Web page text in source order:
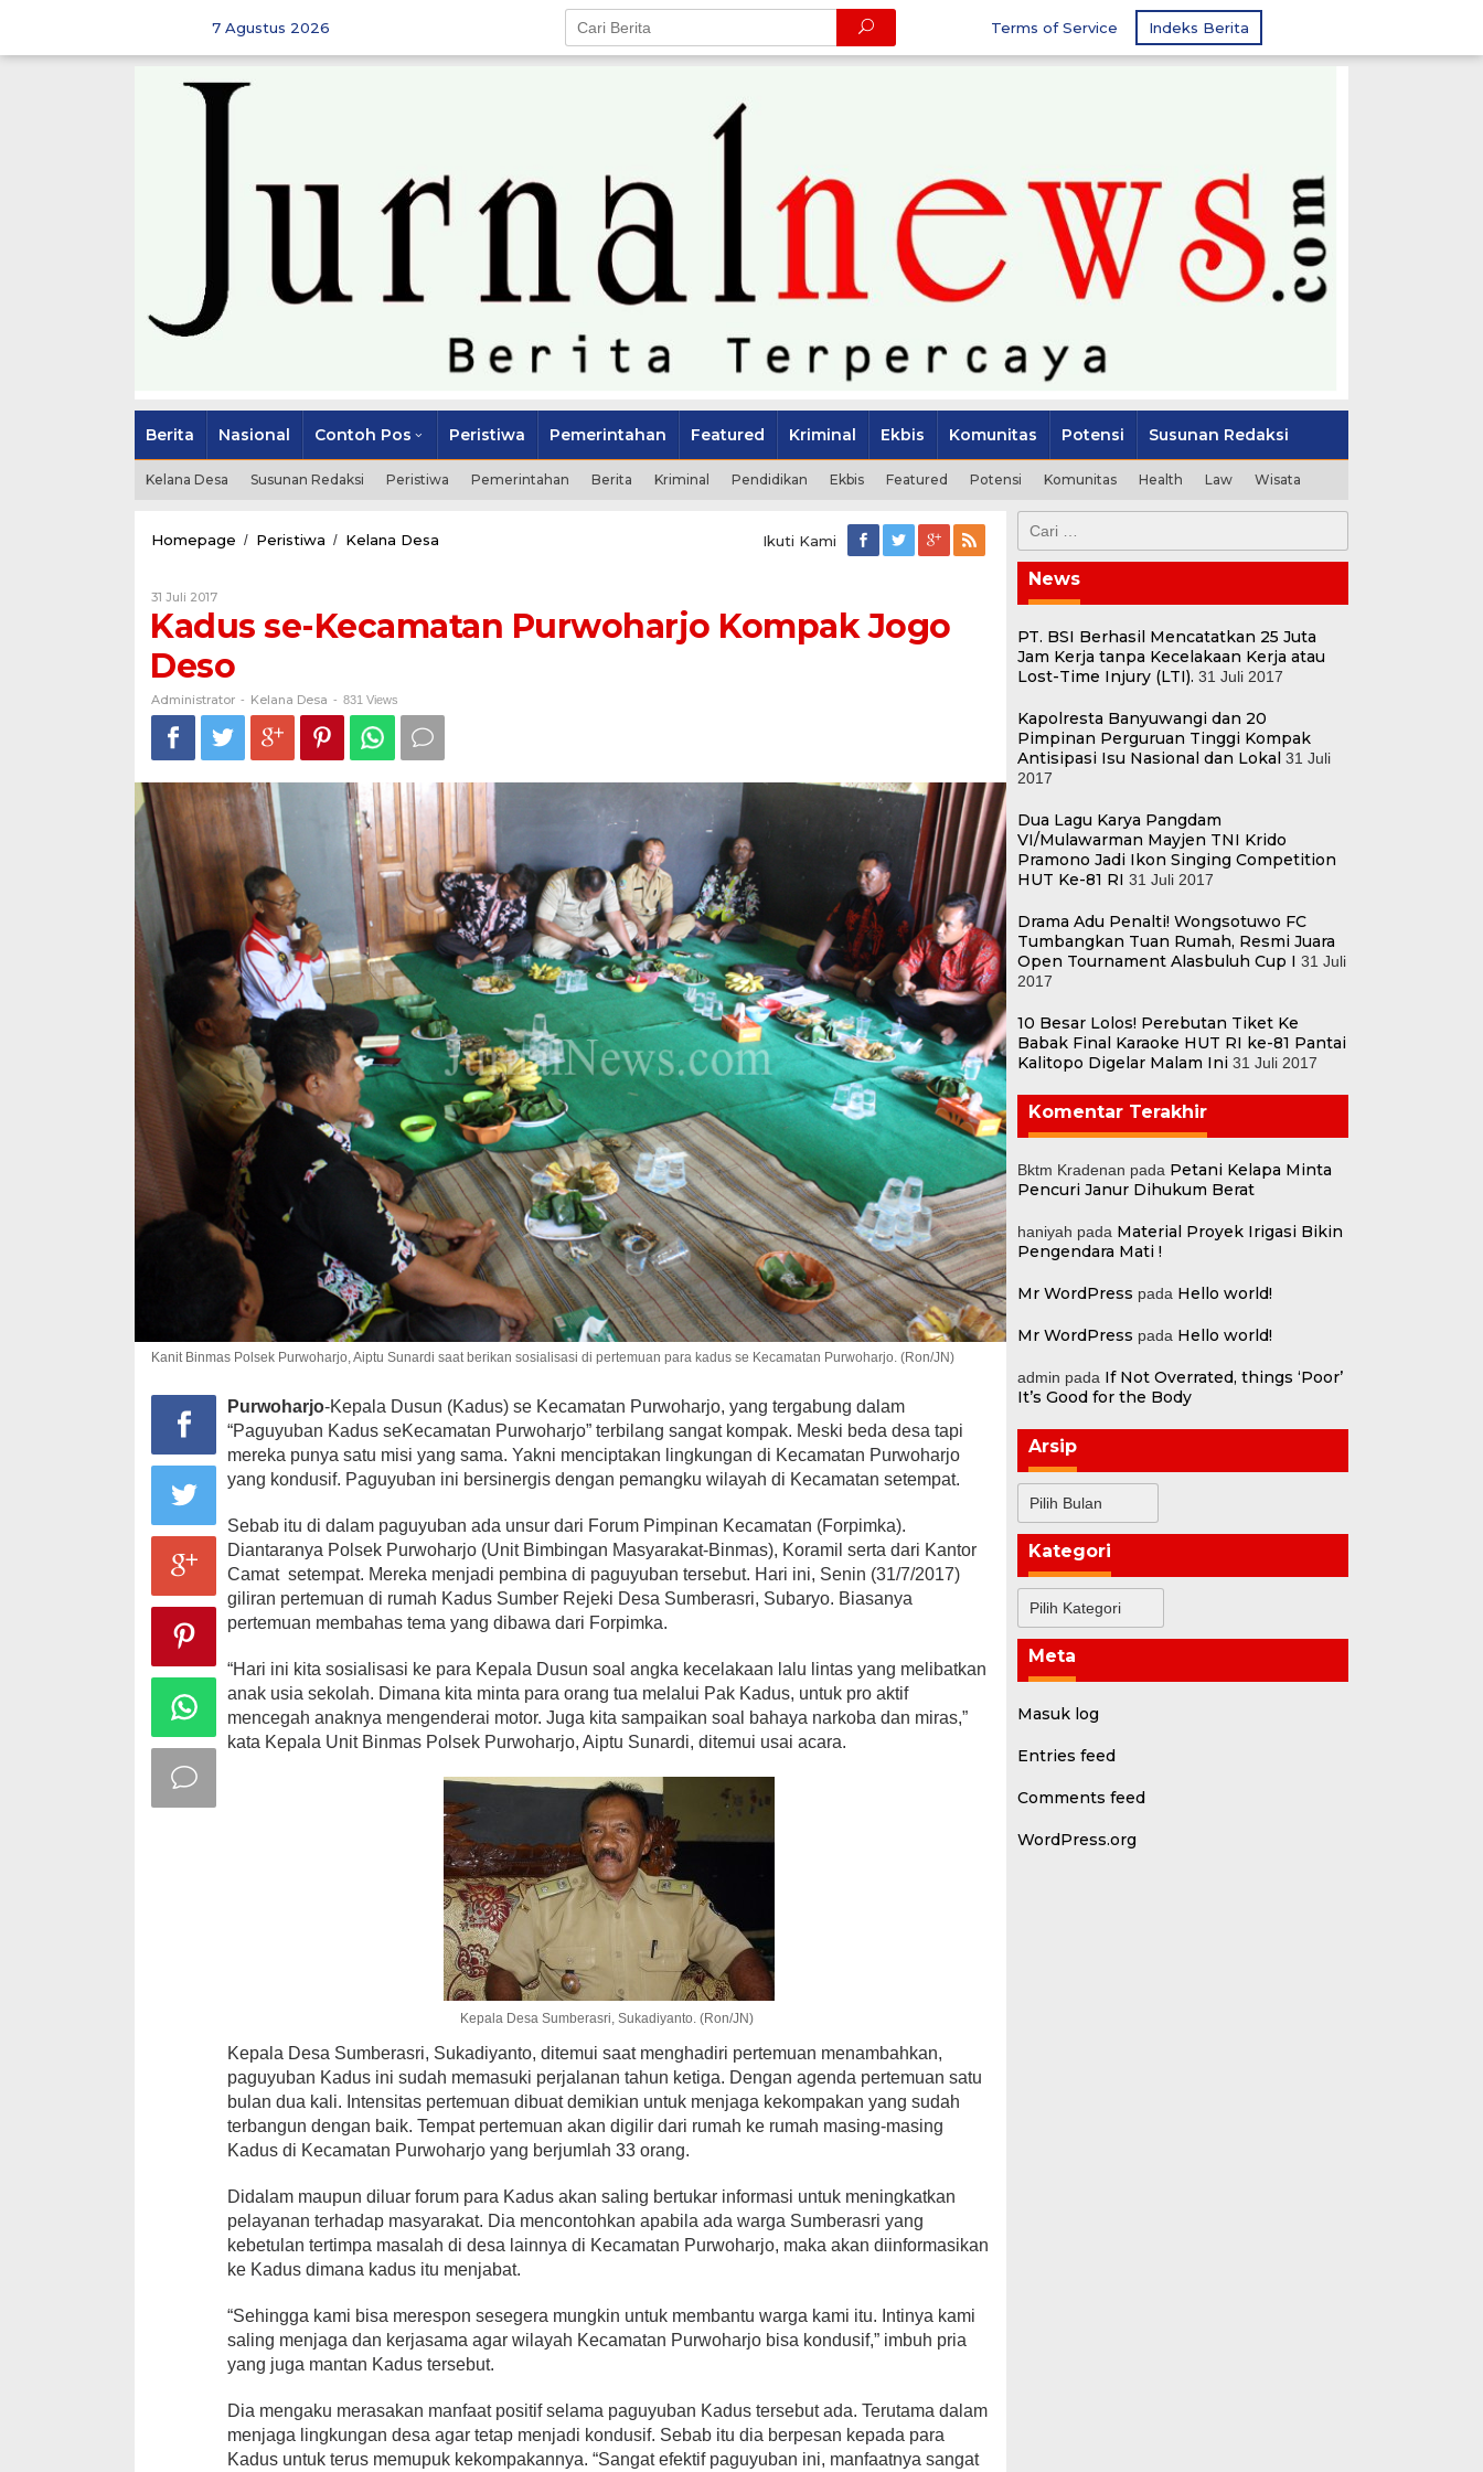
7 Agustus 2026 Terms of Service Indeks Berita
Berita Nasional Contoh Pos Peristiwa Pemerintahan Featured Kriminal Ekbis Komunitas Potensi Susunan Redaksi
Kelana Desa Susunan Redaksi Peristiwa Pemerintahan Berita Kriminal Pendidikan Ekbis Featured Potensi Komunitas Health Law Wisata
Homepage / Peristiwa / Kelana Desa
Kompak
Jogo
Ikuti Kami
31 Juli 2017Oleh
Kadus se-Kecamatan Purwoharjo Kompak Jogo
Deso
Administrator - Kelana Desa - 831 Views
Kanit Binmas Polsek Purwoharjo, Aiptu Sunardi saat berikan sosialisasi di pertemuan para kadus se Kecamatan Purwoharjo. (Ron/JN)
Purwoharjo-Kepala Dusun (Kadus) se Kecamatan Purwoharjo, yang tergabung dalam
“Paguyuban Kadus seKecamatan Purwoharjo” terbilang sangat kompak. Meski beda desa tapi
mereka punya satu misi yang sama. Yakni menciptakan lingkungan di Kecamatan Purwoharjo
yang kondusif. Paguyuban ini bersinergis dengan pemangku wilayah di Kecamatan setempat.
Sebab itu di dalam paguyuban ada unsur dari Forum Pimpinan Kecamatan (Forpimka).
Diantaranya Polsek Purwoharjo (Unit Bimbingan Masyarakat-Binmas), Koramil serta dari Kantor
Camat setempat. Mereka menjadi pembina di paguyuban tersebut. Hari ini, Senin (31/7/2017)
giliran pertemuan di rumah Kadus Sumber Rejeki Desa Sumberasri, Subaryo. Biasanya
pertemuan membahas tema yang dibawa dari Forpimka.
“Hari ini kita sosialisasi ke para Kepala Dusun soal angka kecelakaan lalu lintas yang melibatkan
anak usia sekolah. Dimana kita minta para orang tua melalui Pak Kadus, untuk pro aktif
mencegah anaknya mengenderai motor. Juga kita sampaikan soal bahaya narkoba dan miras,”
kata Kepala Unit Binmas Polsek Purwoharjo, Aiptu Sunardi, ditemui usai acara.
Kepala Desa Sumberasri, Sukadiyanto. (Ron/JN)
Kepala Desa Sumberasri, Sukadiyanto, ditemui saat menghadiri pertemuan menambahkan,
paguyuban Kadus ini sudah memasuki perjalanan tahun ketiga. Dengan agenda pertemuan satu
bulan dua kali. Intensitas pertemuan dibuat demikian untuk menjaga kekompakan yang sudah
terbangun dengan baik. Tempat pertemuan akan digilir dari rumah ke rumah masing-masing
Kadus di Kecamatan Purwoharjo yang berjumlah 33 orang.
Didalam maupun diluar forum para Kadus akan saling bertukar informasi untuk meningkatkan
pelayanan terhadap masyarakat. Dia mencontohkan apabila ada warga Sumberasri yang
kebetulan tertimpa masalah di desa lainnya di Kecamatan Purwoharjo, maka akan diinformasikan
ke Kadus dimana kadus itu menjabat.
“Sehingga kami bisa merespon sesegera mungkin untuk membantu warga kami itu. Intinya kami
saling menjaga dan kerjasama agar wilayah Kecamatan Purwoharjo bisa kondusif,” imbuh pria
yang juga mantan Kadus tersebut.
Dia mengaku merasakan manfaat positif selama paguyuban Kadus tersebut ada. Terutama dalam
menjaga lingkungan desa agar tetap menjadi kondusif. Sebab itu dia berpesan kepada para
Kadus untuk terus memupuk kekompakannya. “Sangat efektif paguyuban ini, manfaatnya sangat
untuk:
News
PT. BSI Berhasil Mencatatkan 25 Juta
Jam Kerja tanpa Kecelakaan Kerja atau
Lost-Time Injury (LTI). 31 Juli 2017
Kapolresta Banyuwangi dan 20
Pimpinan Perguruan Tinggi Kompak
Antisipasi Isu Nasional dan Lokal 31 Juli
2017
Dua Lagu Karya Pangdam
VI/Mulawarman Mayjen TNI Krido
Pramono Jadi Ikon Singing Competition
HUT Ke-81 RI 31 Juli 2017
Drama Adu Penalti! Wongsotuwo FC
Tumbangkan Tuan Rumah, Resmi Juara
Open Tournament Alasbuluh Cup I 31 Juli
2017
10 Besar Lolos! Perebutan Tiket Ke
Babak Final Karaoke HUT RI ke-81 Pantai
Kalitopo Digelar Malam Ini 31 Juli 2017
Komentar Terakhir
Bktm Kradenan pada Petani Kelapa Minta
Pencuri Janur Dihukum Berat
haniyah pada Material Proyek Irigasi Bikin
Pengendara Mati !
Mr WordPress pada Hello world!
Mr WordPress pada Hello world!
admin pada If Not Overrated, things ‘Poor’
It’s Good for the Body
Arsip
Kategori
Meta
Masuk log
Entries feed
Comments feed
WordPress.org